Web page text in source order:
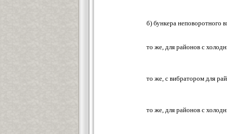
б) бункера неповоротного
то же, для районов с
то же, с вибратором для
то же, для районов с